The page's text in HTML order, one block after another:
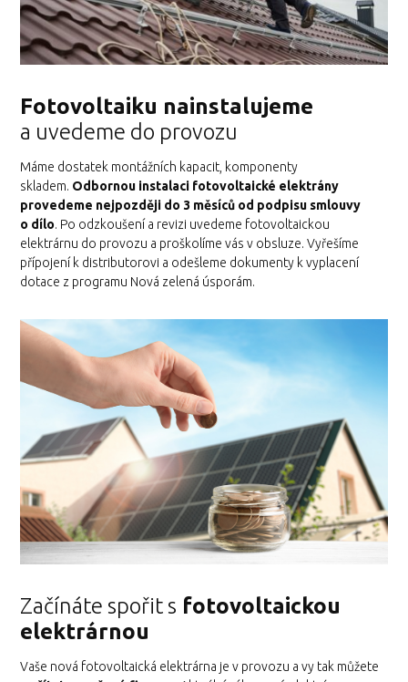
Fotovoltaiku nainstalujeme
a uvedeme do provozu
Máme dostatek montážních kapacit, komponenty
skladem. Odbornou instalaci fotovoltaické elektrány
provedeme nejpozději do 3 měsíců od podpisu smlouvy
o dílo. Po odzkoušení a revizi uvedeme fotovoltaickou
elektrárnu do provozu a proškolíme vás v obsluze. Vyřešíme
přípojení k distributorovi a odešleme dokumenty k vyplacení
dotace z programu Nová zelená úsporám.
Začínáte spořit s fotovoltaickou
elektrárnou
Vaše nová fotovoltaická elektrárna je v provozu a vy tak můžete